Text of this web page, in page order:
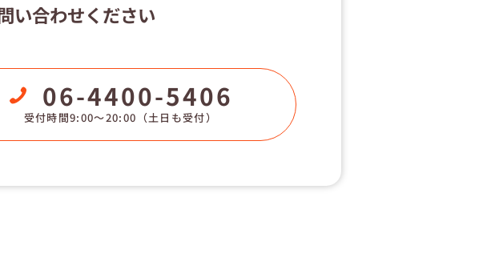
い合わせください
06-4400-5406
受付時間9:00〜20:00 （土日も受付）